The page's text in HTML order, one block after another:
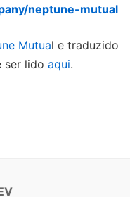
neptune-mutual
Mutual e traduzido
ser lido aqui.